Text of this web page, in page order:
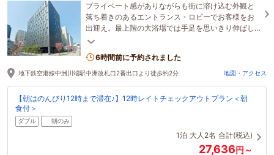
プライベート感がありながらも街に溶け込む外観と
落ち着きのあるエントランス・ロビーでお客様をお
出迎え。最上階の大浴場では手足を思いきり伸ばし
て一日の疲れを癒すひとときを。
6時間前に予約されました
地下鉄空港線中洲川端駅中洲改札口2番出口より徒歩約2分 地図・アクセス
【朝はのんびり12時まで滞在♪】12時レイトチェックアウトプラン＜朝
食付＞
ダブル 朝のみ
1泊 大人2名 合計(税込)
27,636円～